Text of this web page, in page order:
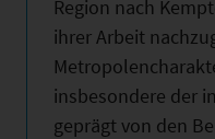
Region nach
ihrer Arbeit
insbesondere der
geprägt von den